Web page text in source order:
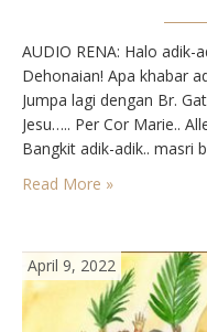
AUDIO RENA: Halo adik-
Dehonaian! Apa khabar
Jumpa lagi dengan Br.
Jesu….. Per Cor Marie..
Bangkit adik-adik.. masri
adik yang cantik-cantik
Read More »
April 9, 2022